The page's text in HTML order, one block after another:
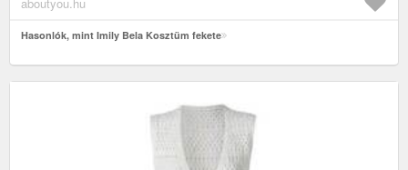
Hasonlók, mint Imily Bela Kosztüm fekete